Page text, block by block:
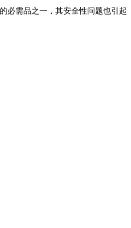
必需品之一，其安全性问题也引起